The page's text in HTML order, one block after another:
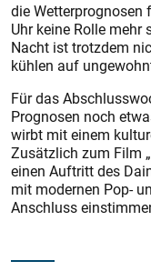
die Wetterprognosen
Uhr keine Rolle mehr
Nacht ist trotzdem
kühlen auf
Für das
Prognosen noch
wirbt mit einem
Zusätzlich zum Film
einen Auftritt des
mit modernen Pop-
Anschluss